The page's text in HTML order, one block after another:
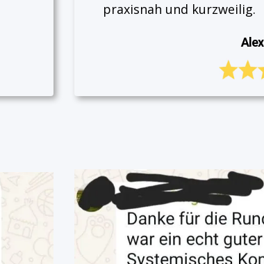
praxisnah und kurzweilig.